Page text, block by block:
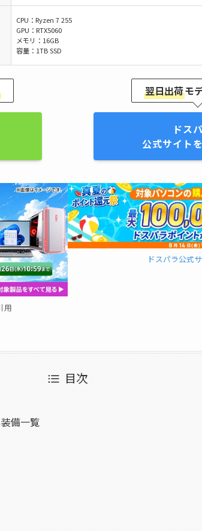
CPU：Ryzen 7 255
GPU：RTX5060
メモリ：16GB
容量：1TB SSD
用
翌日出荷モ
ドス
公式サイト
ドスパラ公式
目次
備一覧